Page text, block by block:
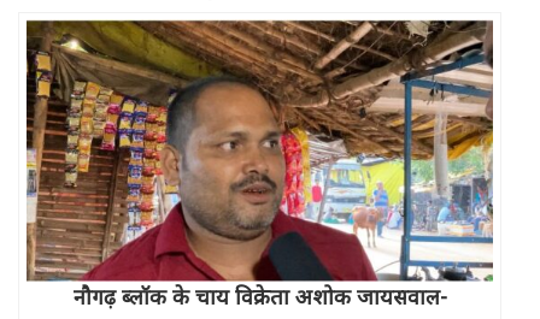
नौगढ़ ब्लॉक के चाय विक्रेता अशोक जायसवाल-